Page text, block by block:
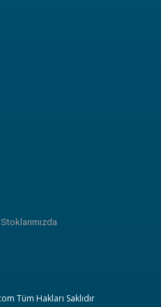
Tüm Hakları Saklıdır